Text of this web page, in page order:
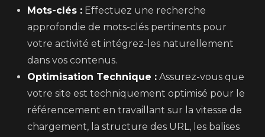
Mots-clés : Effectuez une recherche
approfondie de mots-clés pertinents pour
votre activité et intégrez-les naturellement
dans vos contenus.
Optimisation Technique : Assurez-vous que
votre site est techniquement optimisé pour le
référencement en travaillant sur la vitesse de
chargement, la structure des URL, les balises